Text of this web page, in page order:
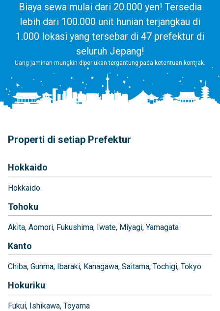
Biaya sewa mulai dari 20.000 yen! Tersedia
lebih dari 100.000 unit hunian terjangkau di
1.000 lokasi yang tersebar di 47 prefektur di
seluruh Jepang!
Uang jaminan mungkin diperlukan tergantung pada ketentuan kontrak.
Properti di setiap Prefektur
Hokkaido
Hokkaido
Tohoku
Akita Aomori Fukushima Iwate Miyagi Yamagata
Kanto
Chiba Gunma Ibaraki Kanagawa Saitama Tochigi Tokyo
Hokuriku
Fukui Ishikawa Toyama